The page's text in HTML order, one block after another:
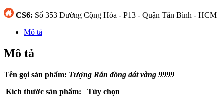
CS6: Số 353 Đường Cộng Hòa - P13 - Quận Tân Bình - HCM
Mô tả
Mô tả
Tên gọi sản phẩm: Tượng Rắn đồng dát vàng 9999
Kích thước sản phẩm: Tùy chọn